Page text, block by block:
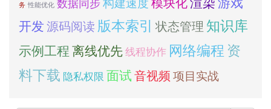
务 性能优化 数据同步 构建速度
开发 源码阅读 版本索引 状态管理 知识库
示例工程 离线优先 线程协作 网络编程 资
料下载 隐私权限 面试 音视频 项目实战